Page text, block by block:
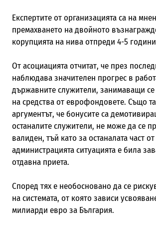
Експертите от организацията са на
премахването на двойното
корупцията на нива отпреди 4-5
От асоциацията отчитат, че през
наблюдава значителен прогрес в
държавните служители, занимаващи
на средства от еврофондовете. Също
аргументът, че бонусите са
останалите служители, не може да се
валиден, тъй като за останалата част от
администрацията ситуацията е била
отдавна приета.
Според тях е необосновано да се
на системата, от която зависи
милиарди евро за България.